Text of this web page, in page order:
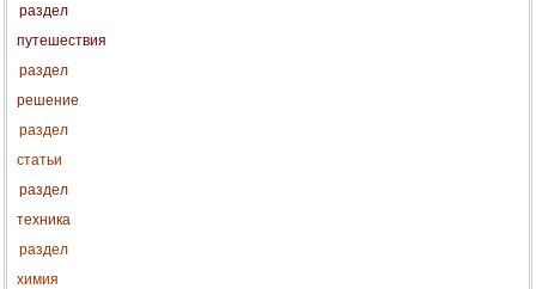
раздел
путешествия
раздел
решение
раздел
статьи
раздел
техника
раздел
химия